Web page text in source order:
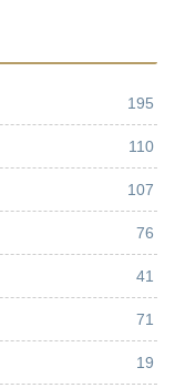
195
110
107
76
41
71
19